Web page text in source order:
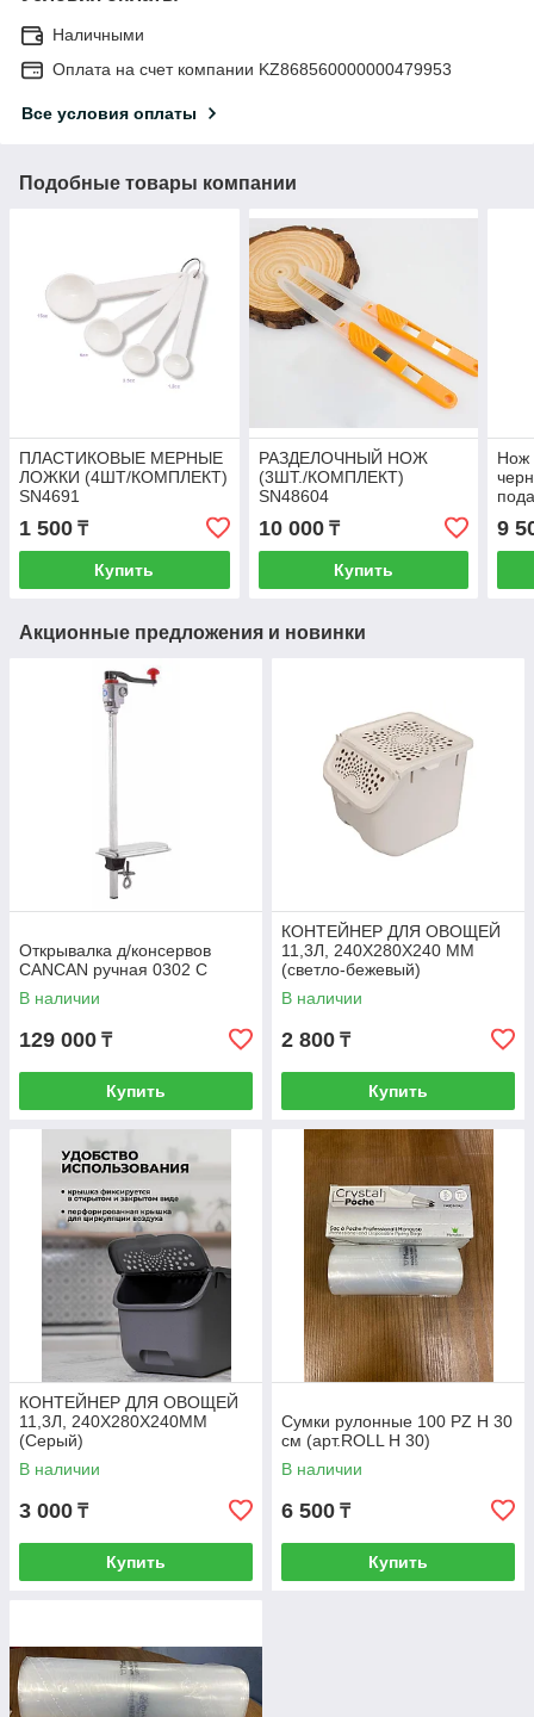
Наличными
Оплата на счет компании KZ868560000000479953
Все условия оплаты
Подобные товары компании
ПЛАСТИКОВЫЕ МЕРНЫЕ
ЛОЖКИ (4ШТ/КОМПЛЕКТ)
SN4691
1 500 ₸
Купить
РАЗДЕЛОЧНЫЙ НОЖ
(3ШТ./КОМПЛЕКТ)
SN48604
10 000₸
Купить
Нож
9
Акционные предложения и новинки
Открывалка д/консервов
CANCAN ручная 0302 С
В наличии
129 000 ₸
Купить
КОНТЕЙНЕР ДЛЯ ОВОЩЕЙ
11,3Л, 240Х280Х240 ММ
(светло-бежевый)
В наличии
2 800 ₸
Купить
КОНТЕЙНЕР ДЛЯ ОВОЩЕЙ
11,3Л, 240Х280Х240ММ
(Серый)
В наличии
3 000 ₸
Купить
Сумки рулонные 100 PZ H 30
см (арт.ROLL H 30)
В наличии
6 500 ₸
Купить